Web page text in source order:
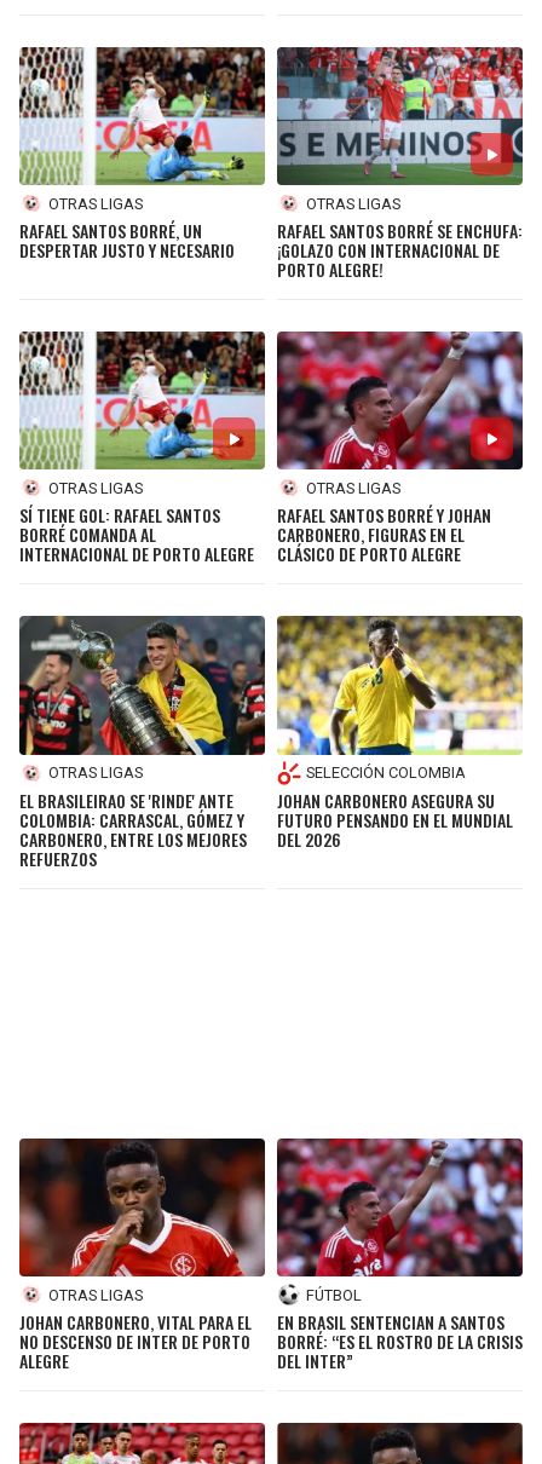
OTRAS LIGAS
RAFAEL SANTOS BORRÉ, UN
DESPERTAR JUSTO Y NECESARIO
OTRAS LIGAS
RAFAEL SANTOS BORRÉ SE ENCHUFA:
¡GOLAZO CON INTERNACIONAL DE
PORTO ALEGRE!
OTRAS LIGAS
SÍ TIENE GOL: RAFAEL SANTOS
BORRÉ COMANDA AL
INTERNACIONAL DE PORTO ALEGRE
OTRAS LIGAS
RAFAEL SANTOS BORRÉ Y JOHAN
CARBONERO, FIGURAS EN EL
CLÁSICO DE PORTO ALEGRE
OTRAS LIGAS
EL BRASILEIRAO SE 'RINDE' ANTE
COLOMBIA: CARRASCAL, GÓMEZ Y
CARBONERO, ENTRE LOS MEJORES
REFUERZOS
SELECCIÓN COLOMBIA
JOHAN CARBONERO ASEGURA SU
FUTURO PENSANDO EN EL MUNDIAL
DEL 2026
OTRAS LIGAS
JOHAN CARBONERO, VITAL PARA EL
NO DESCENSO DE INTER DE PORTO
ALEGRE
FÚTBOL
EN BRASIL SENTENCIAN A SANTOS
BORRÉ: “ES EL ROSTRO DE LA CRISIS
DEL INTER”